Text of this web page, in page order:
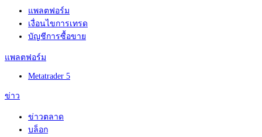
แพลตฟอร์ม
เงื่อนไขการเทรด
บัญชีการซื้อขาย
แพลตฟอร์ม
Metatrader 5
ข่าว
ข่าวตลาด
บล็อก